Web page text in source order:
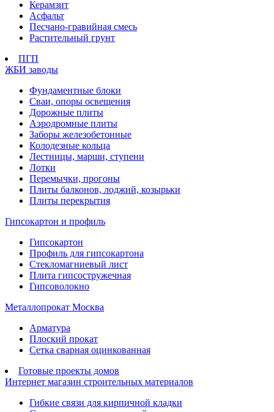
Керамзит
Асфальт
Песчано-гравийная смесь
Растительный грунт
ПГП
ЖБИ заводы
Фундаментные блоки
Сваи, опоры освещения
Дорожные плиты
Аэродромные плиты
Заборы железобетонные
Колодезные кольца
Лестницы, марши, ступени
Лотки
Перемычки, прогоны
Плиты балконов, лоджий, козырьки
Плиты перекрытия
Гипсокартон и профиль
Гипсокартон
Профиль для гипсокартона
Стекломагниевый лист
Плита гипсостружечная
Гипсоволокно
Металлопрокат Москва
Арматура
Плоский прокат
Сетка сварная оцинкованная
Готовые проекты домов
Интернет магазин строительных материалов
Гибкие связи для кирпичной кладки